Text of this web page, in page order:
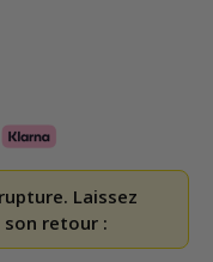
Laissez
retour :